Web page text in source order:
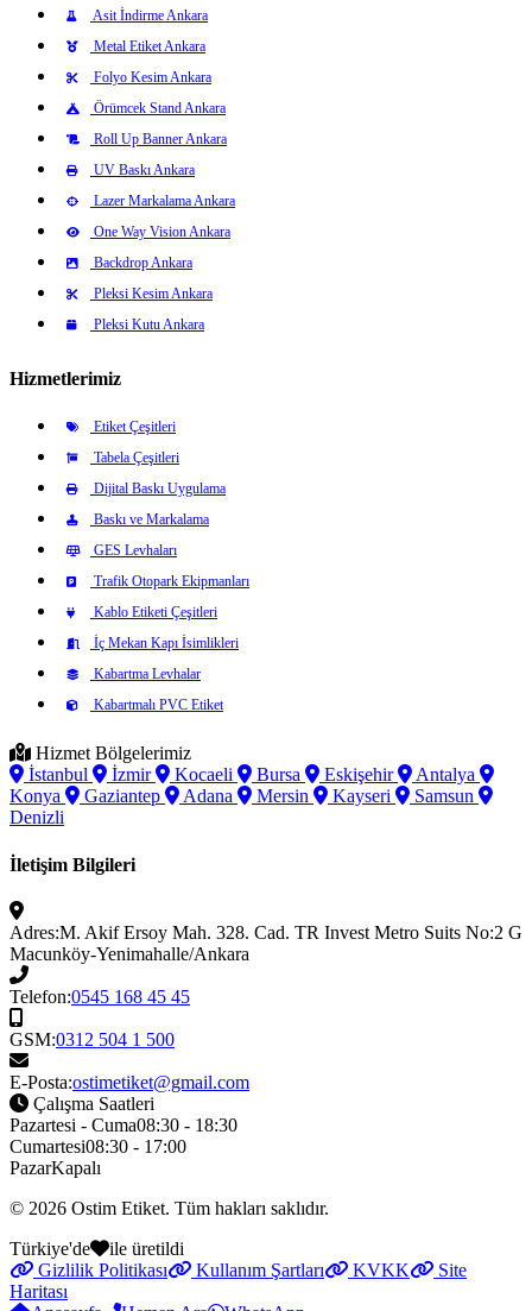
Asit İndirme Ankara
Metal Etiket Ankara
Folyo Kesim Ankara
Örümcek Stand Ankara
Roll Up Banner Ankara
UV Baskı Ankara
Lazer Markalama Ankara
One Way Vision Ankara
Backdrop Ankara
Pleksi Kesim Ankara
Pleksi Kutu Ankara
Hizmetlerimiz
Etiket Çeşitleri
Tabela Çeşitleri
Dijital Baskı Uygulama
Baskı ve Markalama
GES Levhaları
Trafik Otopark Ekipmanları
Kablo Etiketi Çeşitleri
İç Mekan Kapı İsimlikleri
Kabartma Levhalar
Kabartmalı PVC Etiket
Hizmet Bölgelerimiz
İstanbul
İzmir Kocaeli Bursa Eskişehir
Antalya
Konya
Gaziantep Adana Mersin Kayseri
Samsun
Denizli
İletişim Bilgileri
Adres:M. Akif Ersoy Mah. 328. Cad. TR Invest Metro Suits No:2 G
Macunköy-Yenimahalle/Ankara
Telefon:0545 168 45 45
GSM:0312 504 1 500
E-Posta:ostimetiket@gmail.com
Çalışma Saatleri
Pazartesi - Cuma08:30 - 18:30
Cumartesi08:30 - 17:00
PazarKapalı
© 2026 Ostim Etiket. Tüm hakları saklıdır.
Türkiye'de
ile üretildi
Gizlilik Politikası
Kullanım Şartları KVKK
Site
Haritası